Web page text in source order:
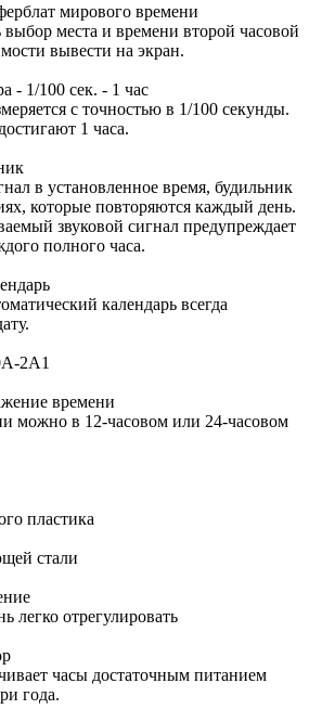
мирового времени
выбор места и времени второй часовой
вывести на экран.
- 1/100 сек. - 1 час
с точностью в 1/100 секунды.
1 часа.
в установленное время, будильник
которые повторяются каждый день.
звуковой сигнал предупреждает
полного часа.
календарь всегда
2A1
времени
можно в 12-часовом или 24-часовом
пластика
стали
легко отрегулировать
часы достаточным питанием
года.